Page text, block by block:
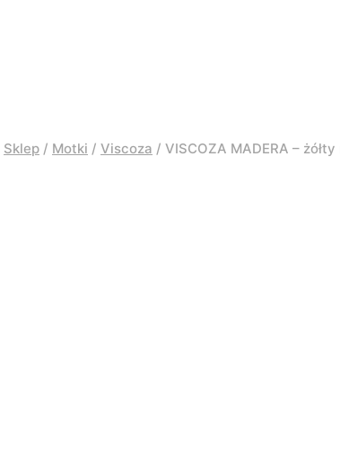
Sklep / Motki / Viscoza / VISCOZA MADERA –